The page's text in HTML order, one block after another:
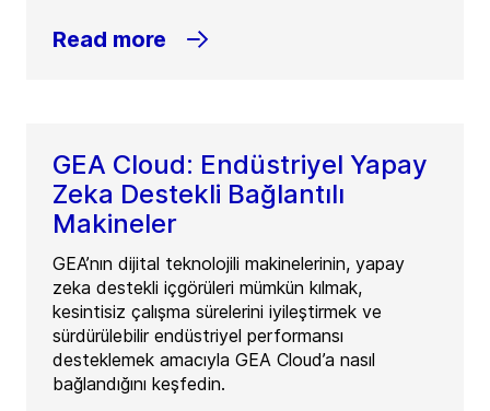
Read more
GEA Cloud: Endüstriyel Yapay
Zeka Destekli Bağlantılı
Makineler
GEA’nın dijital teknolojili makinelerinin, yapay
zeka destekli içgörüleri mümkün kılmak,
kesintisiz çalışma sürelerini iyileştirmek ve
sürdürülebilir endüstriyel performansı
desteklemek amacıyla GEA Cloud’a nasıl
bağlandığını keşfedin.